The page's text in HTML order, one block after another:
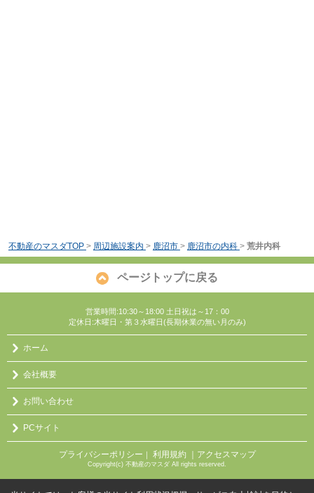
不動産のマスダTOP > 周辺施設案内 > 鹿沼市 > 鹿沼市の内科 > 荒井内科
ページトップに戻る
営業時間:10:30～18:00 土日祝は～17：00
定休日:木曜日・第３水曜日(長期休業の無い月のみ)
ホーム
会社概要
お問い合わせ
PCサイト
プライバシーポリシー ｜ 利用規約 ｜アクセスマップ
Copyright(c) 不動産のマスダ All rights reserved.